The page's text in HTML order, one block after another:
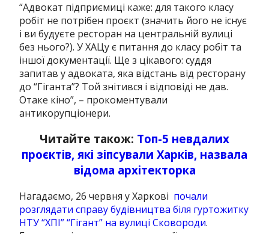
“Адвокат підприємиці каже: для такого класу
робіт не потрібен проєкт (значить його не існує
і ви будуєте ресторан на центральній вулиці
без нього?). У ХАЦу є питання до класу робіт та
іншої документації. Ще з цікавого: суддя
запитав у адвоката, яка відстань від ресторану
до “Гіганта”? Той знітився і відповіді не дав.
Отаке кіно”, – прокоментували
антикорупціонери.
Читайте також: Топ-5 невдалих
проєктів, які зіпсували Харків, назвала
відома архітекторка
Нагадаємо, 26 червня у Харкові почали
розглядати справу будівництва біля гуртожитку
НТУ “ХПІ” “Гігант” на вулиці Сковороди.